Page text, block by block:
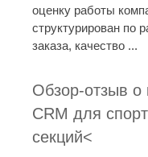
оценку работы
структурирован по
заказа, качество ...
Обзор-отзыв о
CRM для
секций<